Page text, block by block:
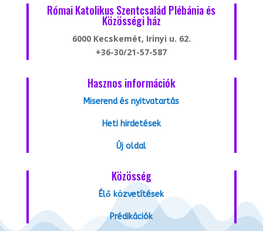
Római Katolikus Szentcsalád Plébánia és
Közösségi ház
6000 Kecskemét, Irinyi u. 62.
+36-30/21-57-587
Hasznos információk
Miserend és nyitvatartás
Heti hirdetések
Új oldal
Közösség
Élő közvetítések
Prédikációk